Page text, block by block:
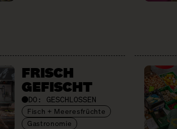
FRISCH
GEFISCHT
DO: GESCHLOSSEN
Fisch + Meeresfrüchte
Gastronomie